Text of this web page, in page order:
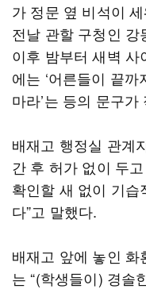
가 정문 옆 비석이
전날 관할 구청인
이후 밤부터 새벽
에는 ‘어른들이 끝까
마라’는 등의 문구가
배재고 행정실 관계
간 후 허가 없이 두
확인할 새 없이 기
다”고 말했다.
배재고 앞에 놓인 화
는 “(학생들이) 경솔